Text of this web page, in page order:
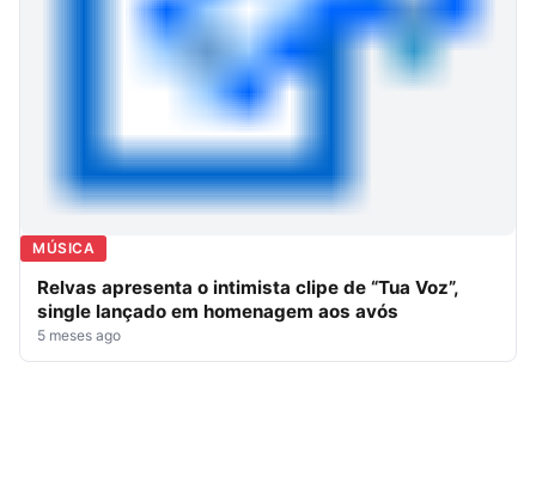
MÚSICA
Relvas apresenta o intimista clipe de “Tua Voz”,
single lançado em homenagem aos avós
5 meses ago